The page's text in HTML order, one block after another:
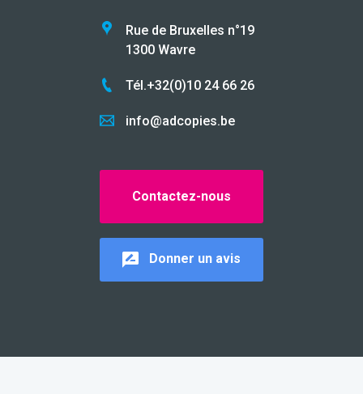
Rue de Bruxelles n°19
1300 Wavre
Tél.+32(0)10 24 66 26
info@adcopies.be
Contactez-nous
Donner un avis